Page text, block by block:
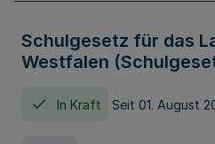
Schulgesetz für das
Westfalen
In Kraft Seit 01. August